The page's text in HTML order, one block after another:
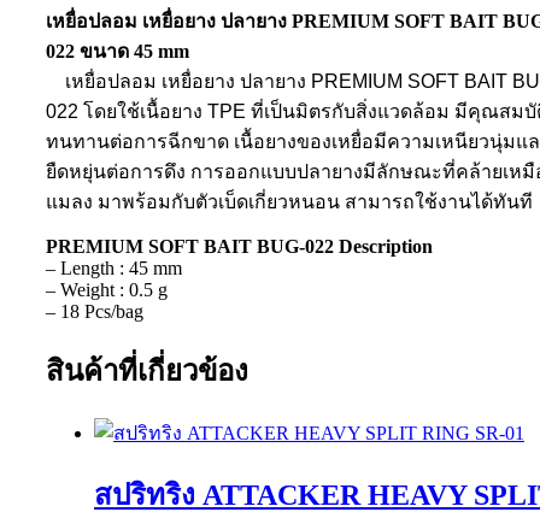
เหยื่อปลอม เหยื่อยาง ปลายาง PREMIUM SOFT BAIT
022 ขนาด 45 mm
เหยื่อปลอม เหยื่อยาง ปลายาง PREMIUM SOFT BAIT
022 โดยใช้เนื้อยาง TPE ที่เป็นมิตรกับสิ่งแวดล้อม มีคุณสม
ทนทานต่อการฉีกขาด เนื้อยางของเหยื่อมีความเหนียวนุ่มแ
ยืดหยุ่นต่อการดึง การออกแบบปลายางมีลักษณะที่คล้ายเห
แมลง มาพร้อมกับตัวเบ็ดเกี่ยวหนอน สามารถใช้งานได้ทันที
PREMIUM SOFT BAIT BUG-022 Description
– Length : 45 mm
– Weight : 0.5 g
– 18 Pcs/bag
สินค้าที่เกี่ยวข้อง
สปริทริง ATTACKER HEAVY